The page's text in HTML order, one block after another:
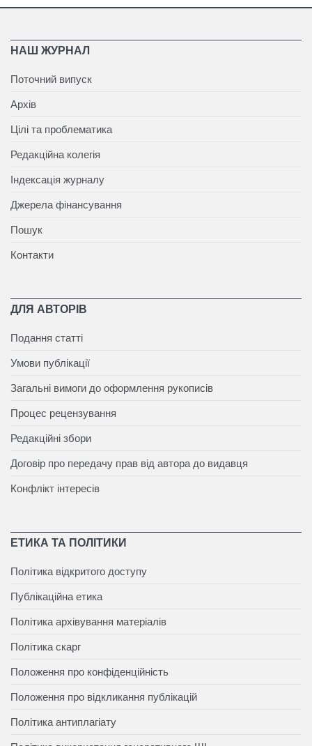
НАШ ЖУРНАЛ
Поточний випуск
Архів
Цілі та проблематика
Редакційна колегія
Індексація журналу
Джерела фінансування
Пошук
Контакти
ДЛЯ АВТОРІВ
Подання статті
Умови публікації
Загальні вимоги до оформлення рукописів
Процес рецензування
Редакційні збори
Договір про передачу прав від автора до видавця
Конфлікт інтересів
ЕТИКА ТА ПОЛІТИКИ
Політика відкритого доступу
Публікаційна етика
Політика архівування матеріалів
Політика скарг
Положення про конфіденційність
Положення про відкликання публікацій
Політика антиплагіату